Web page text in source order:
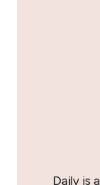
Daily is